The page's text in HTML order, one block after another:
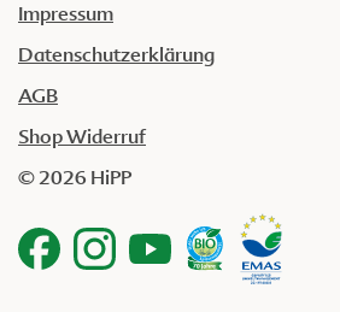
Impressum
Datenschutzerklärung
AGB
Shop Widerruf
© 2026 HiPP